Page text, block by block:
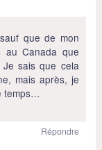
que de mon
au Canada que
sais que cela
mais après, je
temps…
Répondre